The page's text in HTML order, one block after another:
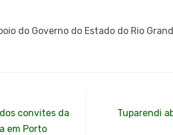
do Governo do Estado do Rio
convites da
em Porto
Tuparendi